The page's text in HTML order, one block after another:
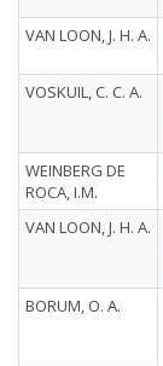
VAN LOON, J. H. A.
VOSKUIL, C. C. A.
WEINBERG DE
ROCA, I.M.
VAN LOON, J. H. A.
BORUM, O. A.